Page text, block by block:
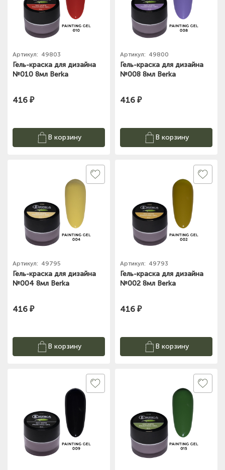
Артикул: 49803
Гель-краска для дизайна
№010 8мл Berka
416 ₽
В корзину
Артикул: 49800
Гель-краска для дизайна
№008 8мл Berka
416 ₽
В корзину
Артикул: 49795
Гель-краска для дизайна
№004 8мл Berka
416 ₽
В корзину
Артикул: 49793
Гель-краска для дизайна
№002 8мл Berka
416 ₽
В корзину